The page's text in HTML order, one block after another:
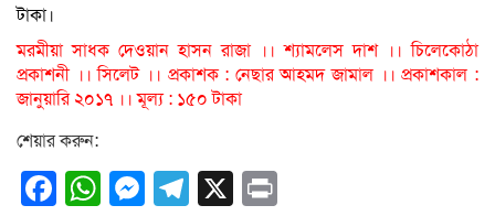
টাকা।
মরমীয়া সাধক দেওয়ান হাসন রাজা ।। শ্যামলেস দাশ ।। চিলেকোঠা
প্রকাশনী ।। সিলেট ।। প্রকাশক : নেছার আহমদ জামাল ।। প্রকাশকাল :
জানুয়ারি ২০১৭ ।। মূল্য : ১৫০ টাকা
শেয়ার করুন:
Facebook
WhatsApp
Messenger
Telegram
X